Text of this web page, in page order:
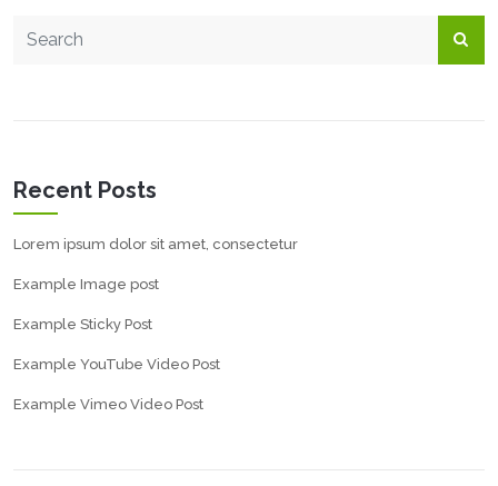
Recent Posts
Lorem ipsum dolor sit amet, consectetur
Example Image post
Example Sticky Post
Example YouTube Video Post
Example Vimeo Video Post